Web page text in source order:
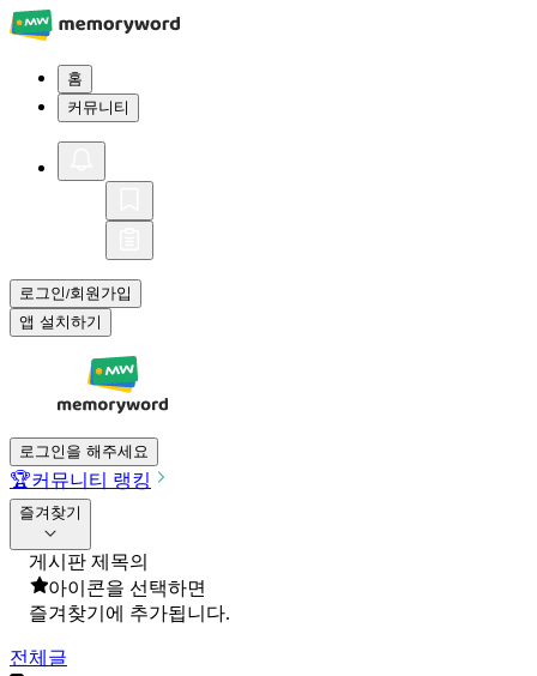
홈
커뮤니티
로그인/회원가입
앱 설치하기
로그인을 해주세요
🏆커뮤니티 랭킹
즐겨찾기
게시판 제목의
아이콘을 선택하면
즐겨찾기에 추가됩니다.
전체글